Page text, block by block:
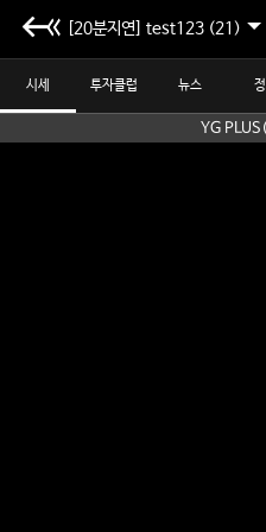
[20분지연] test123 (21)
시세 투자클럽 뉴스
YG